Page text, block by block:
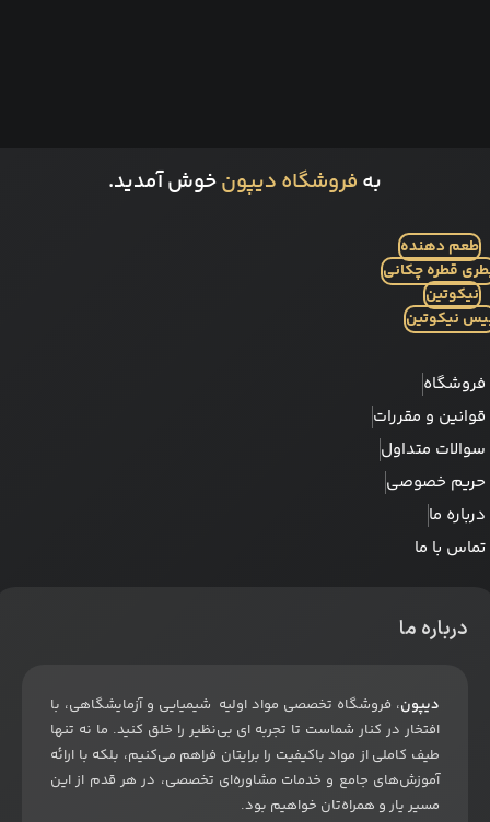
به فروشگاه دیپونخوش آمدید.
طعم دهنده
قطره چکانی
نیکوتین
نیکوتین
فروشگاه
قوانین و مقررات
سوالات متداول
حریم خصوصی
درباره ما
تماس با ما
درباره ما
دیپون، فروشگاه تخصصی مواد اولیه شیمیایی و آزمایشگاهی، با
افتخار در کنار شماست تا تجربه ای بی‌نظیر را خلق کنید. ما نه تنها
طیف کاملی از مواد باکیفیت را برایتان فراهم می‌کنیم، بلکه با ارائه
آموزش‌های جامع و خدمات مشاوره‌ای تخصصی، در هر قدم از این
مسیر یار و همراه‌تان خواهیم بود.